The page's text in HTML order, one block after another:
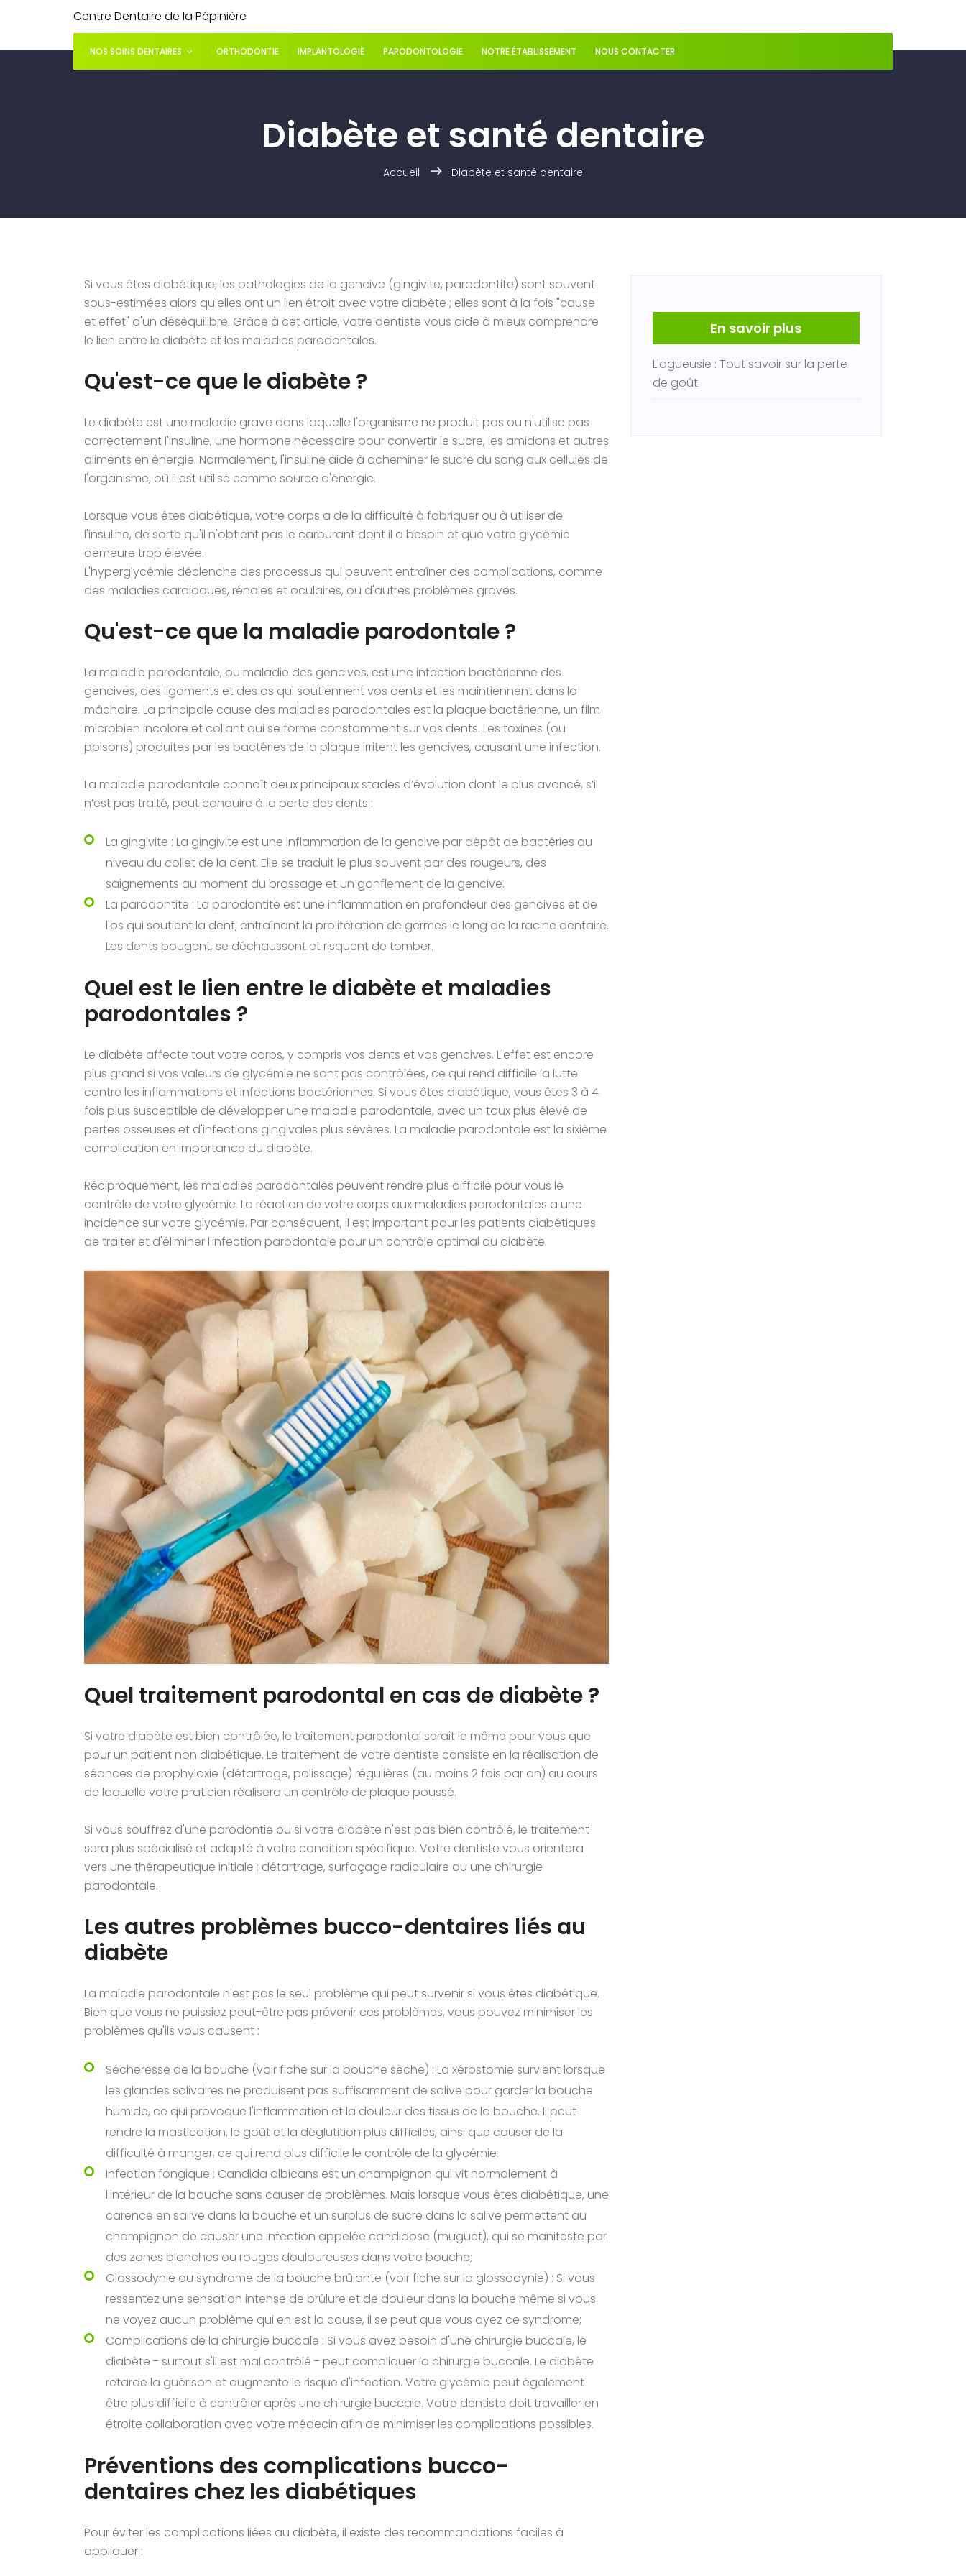
Centre Dentaire de la Pépinière
NOS SOINS DENTAIRES ORTHODONTIE IMPLANTOLOGIE PARODONTOLOGIE NOTRE ÉTABLISSEMENT NOUS CONTACTER
Diabète et santé dentaire
Accueil Diabète et santé dentaire
Si vous êtes diabétique, les pathologies de la gencive (gingivite, parodontite) sont souvent
sous-estimées alors qu'elles ont un lien étroit avec votre diabète ; elles sont à la fois "cause
et effet" d'un déséquilibre. Grâce à cet article, votre dentiste vous aide à mieux comprendre
le lien entre le diabète et les maladies parodontales.
Qu'est-ce que le diabète ?
Le diabète est une maladie grave dans laquelle l'organisme ne produit pas ou n'utilise pas
correctement l'insuline, une hormone nécessaire pour convertir le sucre, les amidons et autres
aliments en énergie. Normalement, l'insuline aide à acheminer le sucre du sang aux cellules de
l'organisme, où il est utilisé comme source d'énergie.
Lorsque vous êtes diabétique, votre corps a de la difficulté à fabriquer ou à utiliser de
l'insuline, de sorte qu'il n'obtient pas le carburant dont il a besoin et que votre glycémie
demeure trop élevée.
L'hyperglycémie déclenche des processus qui peuvent entraîner des complications, comme
des maladies cardiaques, rénales et oculaires, ou d'autres problèmes graves.
Qu'est-ce que la maladie parodontale ?
La maladie parodontale, ou maladie des gencives, est une infection bactérienne des
gencives, des ligaments et des os qui soutiennent vos dents et les maintiennent dans la
mâchoire. La principale cause des maladies parodontales est la plaque bactérienne, un film
microbien incolore et collant qui se forme constamment sur vos dents. Les toxines (ou
poisons) produites par les bactéries de la plaque irritent les gencives, causant une infection.
La maladie parodontale connaît deux principaux stades d’évolution dont le plus avancé, s’il
n’est pas traité, peut conduire à la perte des dents :
La gingivite : La gingivite est une inflammation de la gencive par dépôt de bactéries au
niveau du collet de la dent. Elle se traduit le plus souvent par des rougeurs, des
saignements au moment du brossage et un gonflement de la gencive.
La parodontite : La parodontite est une inflammation en profondeur des gencives et de
l'os qui soutient la dent, entraînant la prolifération de germes le long de la racine dentaire.
Les dents bougent, se déchaussent et risquent de tomber.
Quel est le lien entre le diabète et maladies
parodontales ?
Le diabète affecte tout votre corps, y compris vos dents et vos gencives. L'effet est encore
plus grand si vos valeurs de glycémie ne sont pas contrôlées, ce qui rend difficile la lutte
contre les inflammations et infections bactériennes. Si vous êtes diabétique, vous êtes 3 à 4
fois plus susceptible de développer une maladie parodontale, avec un taux plus élevé de
pertes osseuses et d'infections gingivales plus sévères. La maladie parodontale est la sixième
complication en importance du diabète.
Réciproquement, les maladies parodontales peuvent rendre plus difficile pour vous le
contrôle de votre glycémie. La réaction de votre corps aux maladies parodontales a une
incidence sur votre glycémie. Par conséquent, il est important pour les patients diabétiques
de traiter et d'éliminer l'infection parodontale pour un contrôle optimal du diabète.
Quel traitement parodontal en cas de diabète ?
Si votre diabète est bien contrôlée, le traitement parodontal serait le même pour vous que
pour un patient non diabétique. Le traitement de votre dentiste consiste en la réalisation de
séances de prophylaxie (détartrage, polissage) régulières (au moins 2 fois par an) au cours
de laquelle votre praticien réalisera un contrôle de plaque poussé.
Si vous souffrez d'une parodontie ou si votre diabète n'est pas bien contrôlé, le traitement
sera plus spécialisé et adapté à votre condition spécifique. Votre dentiste vous orientera
vers une thérapeutique initiale : détartrage, surfaçage radiculaire ou une chirurgie
parodontale.
Les autres problèmes bucco-dentaires liés au
diabète
La maladie parodontale n'est pas le seul problème qui peut survenir si vous êtes diabétique.
Bien que vous ne puissiez peut-être pas prévenir ces problèmes, vous pouvez minimiser les
problèmes qu'ils vous causent :
Sécheresse de la bouche (voir fiche sur la bouche sèche) : La xérostomie survient lorsque
les glandes salivaires ne produisent pas suffisamment de salive pour garder la bouche
humide, ce qui provoque l'inflammation et la douleur des tissus de la bouche. Il peut
rendre la mastication, le goût et la déglutition plus difficiles, ainsi que causer de la
difficulté à manger, ce qui rend plus difficile le contrôle de la glycémie.
Infection fongique : Candida albicans est un champignon qui vit normalement à
l'intérieur de la bouche sans causer de problèmes. Mais lorsque vous êtes diabétique, une
carence en salive dans la bouche et un surplus de sucre dans la salive permettent au
champignon de causer une infection appelée candidose (muguet), qui se manifeste par
des zones blanches ou rouges douloureuses dans votre bouche;
Glossodynie ou syndrome de la bouche brûlante (voir fiche sur la glossodynie) : Si vous
ressentez une sensation intense de brûlure et de douleur dans la bouche même si vous
ne voyez aucun problème qui en est la cause, il se peut que vous ayez ce syndrome;
Complications de la chirurgie buccale : Si vous avez besoin d'une chirurgie buccale, le
diabète - surtout s'il est mal contrôlé - peut compliquer la chirurgie buccale. Le diabète
retarde la guérison et augmente le risque d'infection. Votre glycémie peut également
être plus difficile à contrôler après une chirurgie buccale. Votre dentiste doit travailler en
étroite collaboration avec votre médecin afin de minimiser les complications possibles.
Préventions des complications bucco-
dentaires chez les diabétiques
Pour éviter les complications liées au diabète, il existe des recommandations faciles à
appliquer :
En savoir plus
L'agueusie : Tout savoir sur la perte
de goût